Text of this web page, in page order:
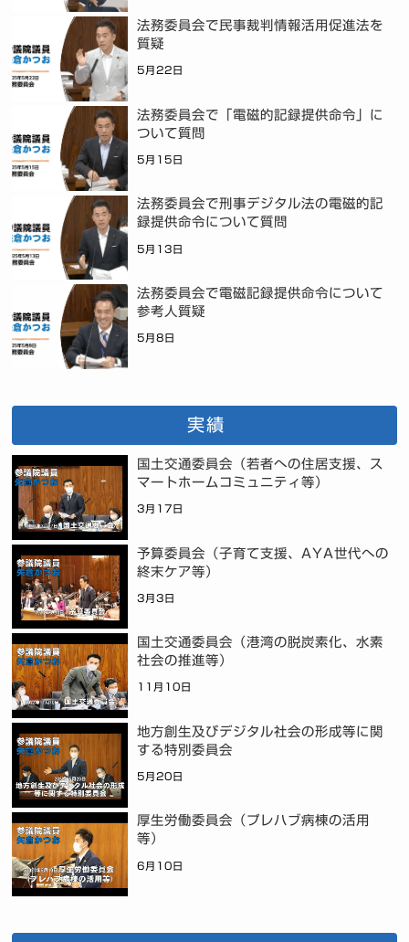
法務委員会で民事裁判情報活用促進法を
質疑
5月22日
法務委員会で「電磁的記録提供命令」に
ついて質問
5月15日
法務委員会で刑事デジタル法の電磁的記
録提供命令について質問
5月13日
法務委員会で電磁記録提供命令について
参考人質疑
5月8日
実績
国土交通委員会（若者への住居支援、ス
マートホームコミュニティ等）
3月17日
予算委員会（子育て支援、AYA世代への
終末ケア等）
3月3日
国土交通委員会（港湾の脱炭素化、水素
社会の推進等）
11月10日
地方創生及びデジタル社会の形成等に関
する特別委員会
5月20日
厚生労働委員会（プレハブ病棟の活用
等）
6月10日